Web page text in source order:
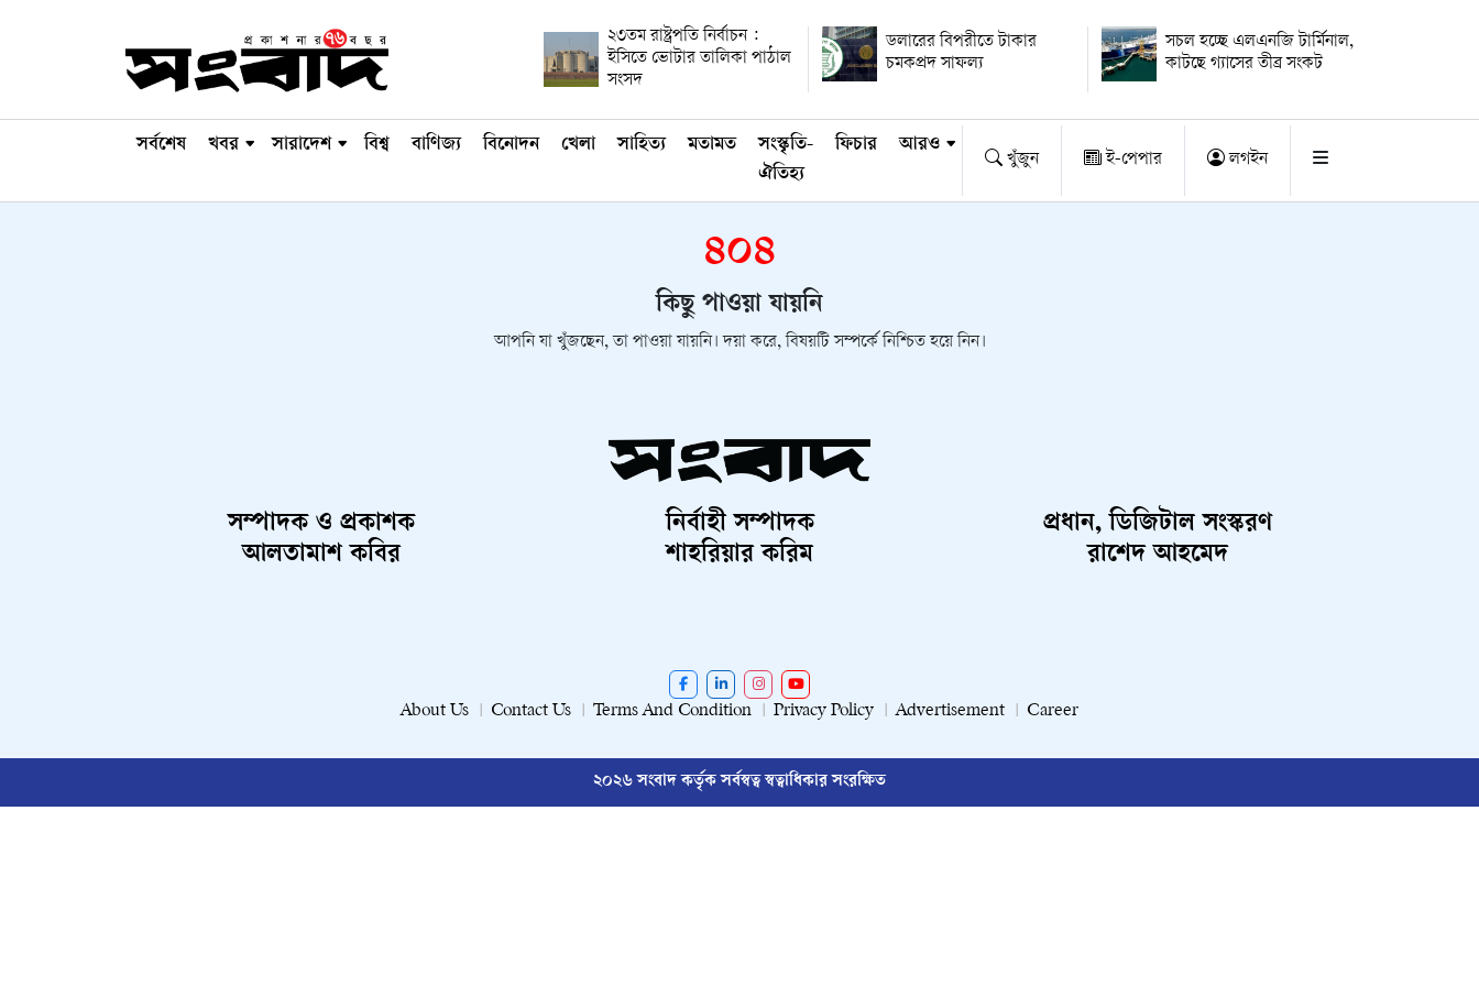
২৩তম রাষ্ট্রপতি নির্বাচন :
ইসিতে ভোটার তালিকা পাঠাল
সংসদ
ডলারের বিপরীতে টাকার
চমকপ্রদ সাফল্য
সচল হচ্ছে এলএনজি টার্মিনাল,
কাটছে গ্যাসের তীব্র সংকট
সর্বশেষ খবর সারাদেশ বিশ্ব বাণিজ্য বিনোদন খেলা সাহিত্য মতামত
সংস্কৃতি-
ঐতিহ্য
ফিচার আরও
খুঁজুন ই-পেপার লগইন
৪০৪
কিছু পাওয়া যায়নি
আপনি যা খুঁজছেন, তা পাওয়া যায়নি। দয়া করে, বিষয়টি সম্পর্কে নিশ্চিত হয়ে নিন।
সম্পাদক ও প্রকাশক
আলতামাশ কবির
নির্বাহী সম্পাদক
শাহরিয়ার করিম
প্রধান, ডিজিটাল সংস্করণ
রাশেদ আহমেদ
About Us Contact Us Terms And Condition Privacy Policy Advertisement Career
২০২৬ সংবাদ কর্তৃক সর্বস্বত্ব স্বত্বাধিকার সংরক্ষিত